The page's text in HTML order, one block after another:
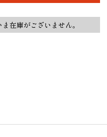
在庫がございません。